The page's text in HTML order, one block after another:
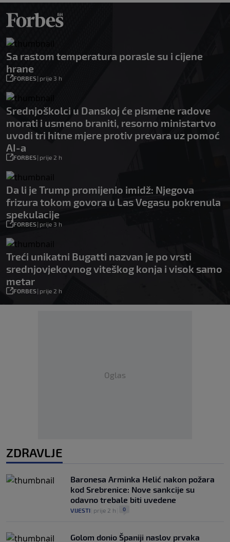
Sa rastom temperatura porasle su i cijene
hrane
FORBES| prije 3 h
Srednjoškolci u Danskoj će pismene radove
morati i usmeno braniti, resorno ministartvo
uvodi tri hitne mjere protiv prevara uz pomoć
AI-a
FORBES| prije 2 h
Da li je Trump promijenio imidž: Njegova
frizura tokom govora u Las Vegasu pokrenula
spekulacije
FORBES| prije 3 h
Treći unikatni Bugatti nazvan je po vrsti
srednjovjekovnog viteškog konja i visok samo
metar
FORBES| prije 2 h
Oglas
ZDRAVLJE
Baronesa Arminka Helić nakon požara
kod Srebrenice: Nove sankcije su
odavno trebale biti uvedene
VIJESTI prije 2 h 0
Golom donio Španiji naslov prvaka